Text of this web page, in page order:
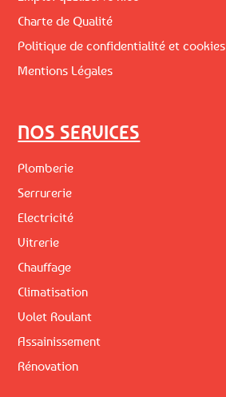
Charte de Qualité
Politique de confidentialité et cookies
Mentions Légales
NOS SERVICES
Plomberie
Serrurerie
Electricité
Vitrerie
Chauffage
Climatisation
Volet Roulant
Assainissement
Rénovation